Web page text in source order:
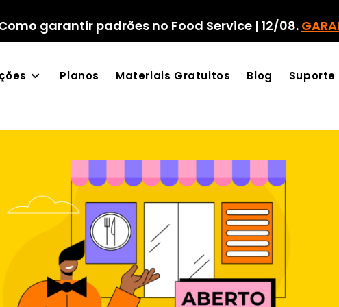
garantir padrões no Food Service | 12/08.
Planos Materiais Gratuitos Blog Suporte